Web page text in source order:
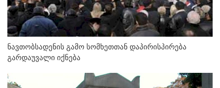
ნავთობსადენის გამო სომხეთთან დაპირისპირება
გარდაუვალი იქნება